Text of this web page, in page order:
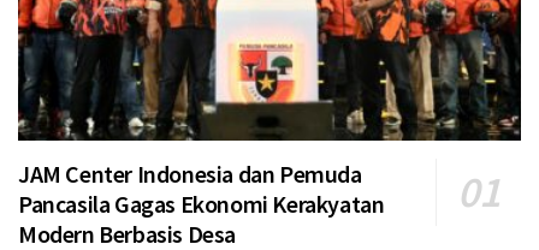
JAM Center Indonesia dan Pemuda
Pancasila Gagas Ekonomi Kerakyatan
Modern Berbasis Desa